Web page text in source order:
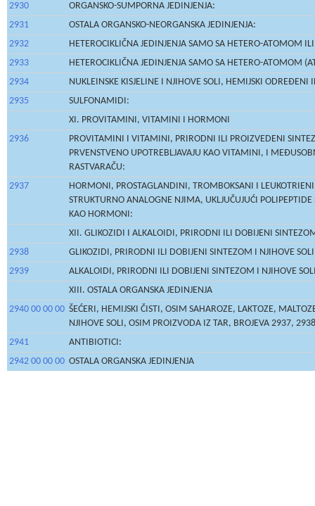
2930
ORGANSKO-SUMPORNA JEDINJENJA:
2931
OSTALA ORGANSKO-NEORGANSKA JEDINJENJA:
2932
HETEROCIKLIČNA JEDINJENJA SAMO SA HETERO-ATOMOM
2933
HETEROCIKLIČNA JEDINJENJA SAMO SA HETERO-ATOMOM
2934
NUKLEINSKE KISJELINE I NJIHOVE SOLI, HEMIJSKI
2935
SULFONAMIDI:
XI. PROVITAMINI, VITAMINI I HORMONI
2936
PROVITAMINI I VITAMINI, PRIRODNI ILI PROIZVEDENI
PRVENSTVENO UPOTREBLJAVAJU KAO VITAMINI, I
RASTVARAČU:
2937
HORMONI, PROSTAGLANDINI, TROMBOKSANI I
STRUKTURNO ANALOGNE NJIMA, UKLJUČUJUĆI
KAO HORMONI:
XII. GLIKOZIDI I ALKALOIDI, PRIRODNI ILI DOBIJENI
2938
GLIKOZIDI, PRIRODNI ILI DOBIJENI SINTEZOM I NJIHOVE
2939
ALKALOIDI, PRIRODNI ILI DOBIJENI SINTEZOM I NJIHOVE
XIII. OSTALA ORGANSKA JEDINJENJA
2940 00 00 00 ŠEĆERI, HEMIJSKI ČISTI, OSIM SAHAROZE, LAKTOZE,
NJIHOVE SOLI, OSIM PROIZVODA IZ TAR, BROJEVA 2937,
2941
ANTIBIOTICI:
2942 00 00 00 OSTALA ORGANSKA JEDINJENJA